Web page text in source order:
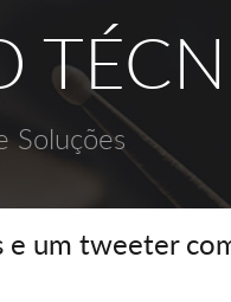
Soluções
e um tweeter